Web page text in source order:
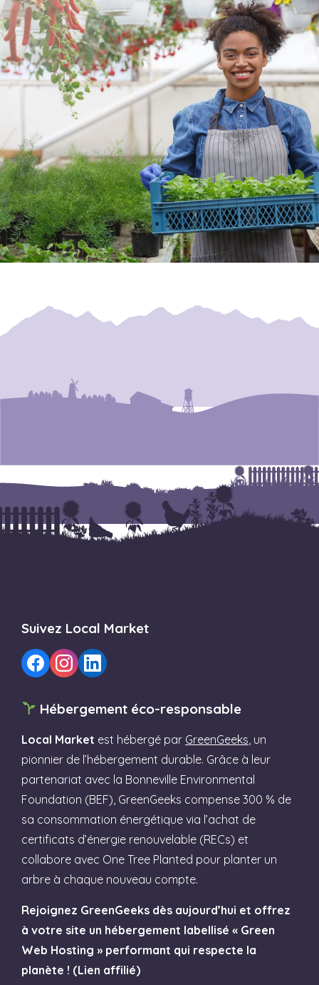
Suivez Local Market
Hébergement éco-responsable
Local Market est hébergé par GreenGeeks , un
pionnier de l’hébergement durable. Grâce à leur
partenariat avec la Bonneville Environmental
Foundation (BEF), GreenGeeks compense 300 % de
sa consommation énergétique via l’achat de
certificats d’énergie renouvelable (RECs) et
collabore avec One Tree Planted pour planter un
arbre à chaque nouveau compte.
Rejoignez GreenGeeks dès aujourd’hui et offrez
à votre site un hébergement labellisé « Green
Web Hosting » performant qui respecte la
planète ! (Lien affilié)